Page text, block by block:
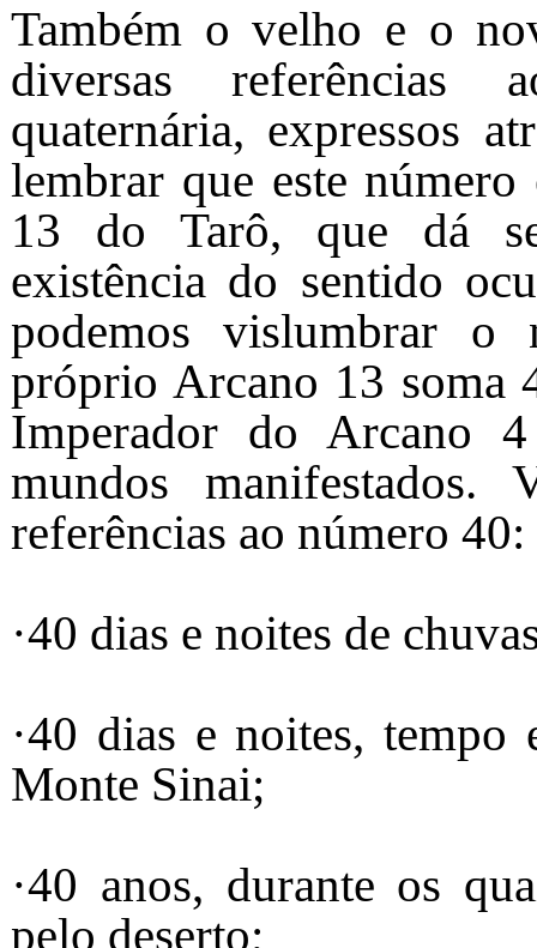
Também o velho e o
diversas referências
quaternária, expressos
lembrar que este
13 do Tarô, que dá
existência do sentido
podemos vislumbrar o
próprio Arcano 13 soma
Imperador do Arcano
mundos manifestados.
referências ao número 40:
·40 dias e noites de
·40 dias e noites, tempo
Monte Sinai;
·40 anos, durante os
pelo deserto;